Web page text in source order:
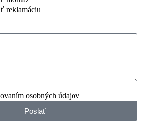
reklamáciu
osobných údajov
Poslať